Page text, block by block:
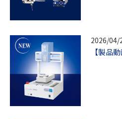
2026/04/
【製品